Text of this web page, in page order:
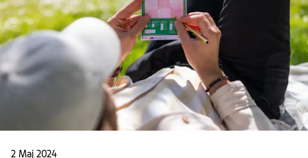
2 Maj 2024